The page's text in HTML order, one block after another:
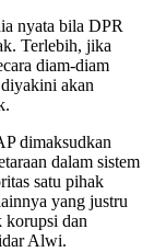
nyata bila DPR
Terlebih, jika
diam-diam
akan
dimaksudkan
dalam sistem
satu pihak
yang justru
korupsi dan
Alwi.